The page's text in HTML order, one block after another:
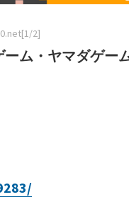
2]
ム・ヤマダゲー